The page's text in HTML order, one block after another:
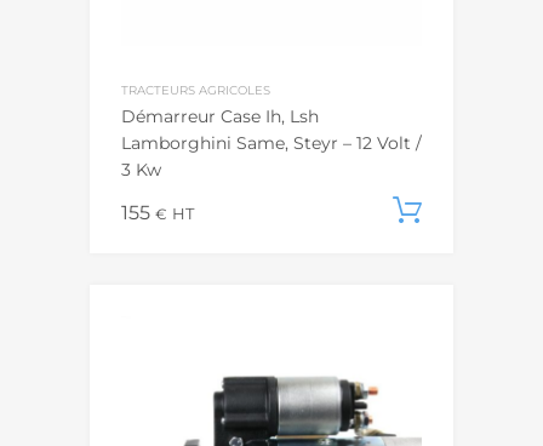
TRACTEURS AGRICOLES
Démarreur Case Ih, Lsh
Lamborghini Same, Steyr – 12 Volt /
3 Kw
155 € HT